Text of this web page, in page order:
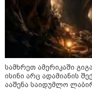
სამხრეთ ამერიკაში
ისინი არც ადამიანის
ააშენა საიდუმლო